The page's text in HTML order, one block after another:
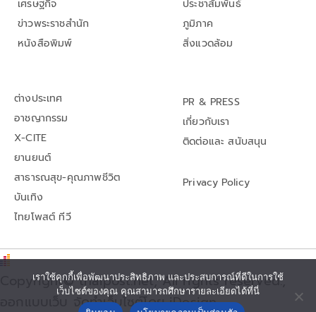
เศรษฐกิจ
ข่าวพระราชสำนัก
หนังสือพิมพ์
ประชาสัมพันธ์
ภูมิภาค
สิ่งแวดล้อม
ต่างประเทศ
อาชญากรรม
X-CITE
ยานยนต์
สาธารณสุข-คุณภาพชีวิต
บันเทิง
ไทยโพสต์ ทีวี
PR & PRESS
เกี่ยวกับเรา
ติดต่อและ สนับสนุน
Privacy Policy
Copyright© thaipost.net, All rights reserved.,
ออกแบบเว็บ จัดทำเว็บไซต์โดย iDesign
เราใช้คุกกี้เพื่อพัฒนาประสิทธิภาพ และประสบการณ์ที่ดีในการใช้
เว็บไซต์ของคุณ คุณสามารถศึกษารายละเอียดได้ที่นี่